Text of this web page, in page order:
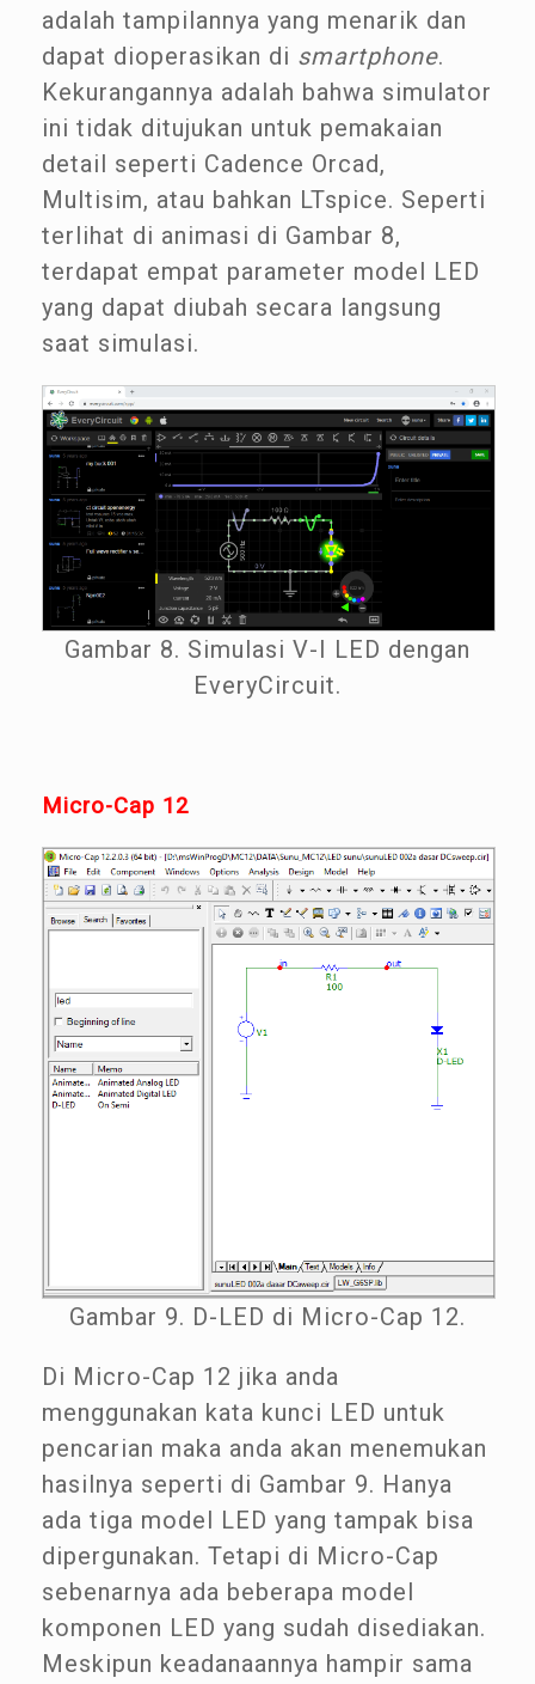
adalah tampilannya yang menarik dan
dapat dioperasikan di smartphone.
Kekurangannya adalah bahwa simulator
ini tidak ditujukan untuk pemakaian
detail seperti Cadence Orcad,
Multisim, atau bahkan LTspice. Seperti
terlihat di animasi di Gambar 8,
terdapat empat parameter model LED
yang dapat diubah secara langsung
saat simulasi.
Gambar 8. Simulasi V-I LED dengan
EveryCircuit.
Micro-Cap 12
Gambar 9. D-LED di Micro-Cap 12.
Di Micro-Cap 12 jika anda
menggunakan kata kunci LED untuk
pencarian maka anda akan menemukan
hasilnya seperti di Gambar 9. Hanya
ada tiga model LED yang tampak bisa
dipergunakan. Tetapi di Micro-Cap
sebenarnya ada beberapa model
komponen LED yang sudah disediakan.
Meskipun keadanaannya hampir sama